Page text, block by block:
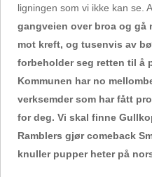
ligningen som vi ikke kan se.
gangveien over broa og
mot kreft, og tusenvis av
forbeholder seg retten til å
Kommunen har no
verksemder som har fått
for deg. Vi skal finne
Ramblers gjør comeback
knuller pupper heter på